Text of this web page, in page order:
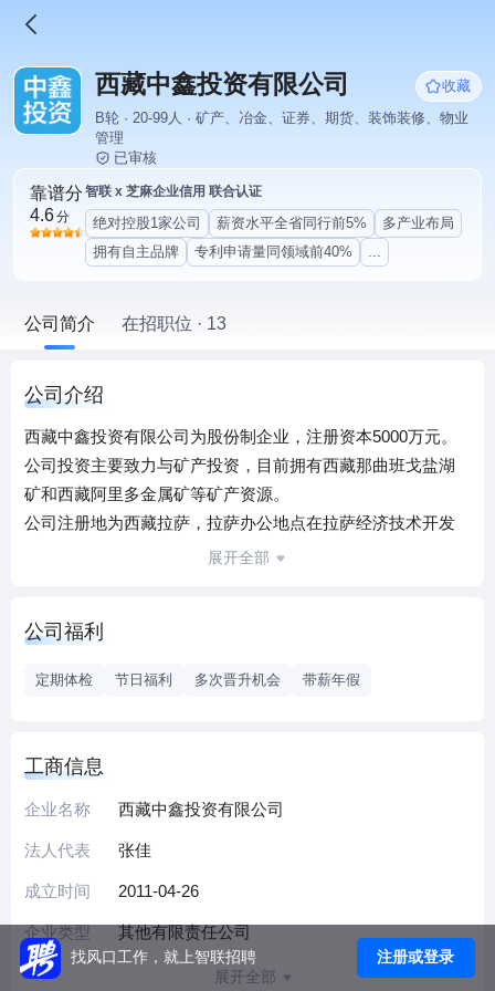
西藏中鑫投资有限公司
收藏
B轮 · 20-99人 · 矿产、冶金、证券、期货、装饰装修、物业
管理
已审核
靠谱分
4.6分
智联 x 芝麻企业信用 联合认证
绝对控股1家公司 薪资水平全省同行前5%
多产业布局
拥有自主品牌
专利申请量同领域前40% ...
公司简介 在招职位 · 13
公司介绍
西藏中鑫投资有限公司为股份制企业，注册资本5000万元。
公司投资主要致力与矿产投资，目前拥有西藏那曲班戈盐湖
矿和西藏阿里多金属矿等矿产资源。
公司注册地为西藏拉萨，拉萨办公地点在拉萨经济技术开发
区；阿里设公司分部，主要管理多金属矿，办公地点在阿里
展开全部
公司福利
定期体检 节日福利 多次晋升机会 带薪年假
工商信息
企业名称 西藏中鑫投资有限公司
法人代表 张佳
成立时间 2011-04-26
企业类型 其他有限责任公司
展开全部
找风口工作，就上智联招聘 注册或登录